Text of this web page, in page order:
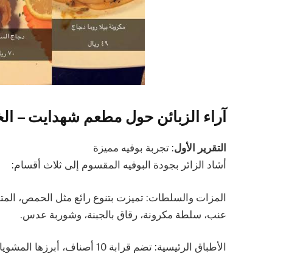
آراء الزبائن حول مطعم شهدايت –
التقرير الأول: تجربة بوفيه مميزة
أشاد الزائر بجودة البوفيه المقسوم إلى ثلاث أقسام:
المزات والسلطات: تميزت بتنوع رائع مثل الحمص،
عنب، سلطة مكرونة، رقاق بالجبنة، وشوربة عدس.
الأطباق الرئيسية: تضم قرابة 10 أصناف، أبرزها المشويات وكبة باللبن، وكانت جيدة.